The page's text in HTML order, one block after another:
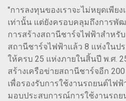
"การลงทุนของเราจะไม่หยุดเพีย
เท่านั้น แต่ยังครอบคลุมถึงการพั
การสร้างสถานีชาร์จไฟฟ้าสำหรั
สถานีชาร์จไฟฟ้าแล้ว 8 แห่งในป
ให้ครบ 25 แห่งภายในสิ้นปี พ.ศ.
สร้างเครือข่ายสถานีชาร์จอีก
เพื่อรองรับการใช้งานรถยนต์ไฟ
มอบประสบการณ์การใช้งานรถ